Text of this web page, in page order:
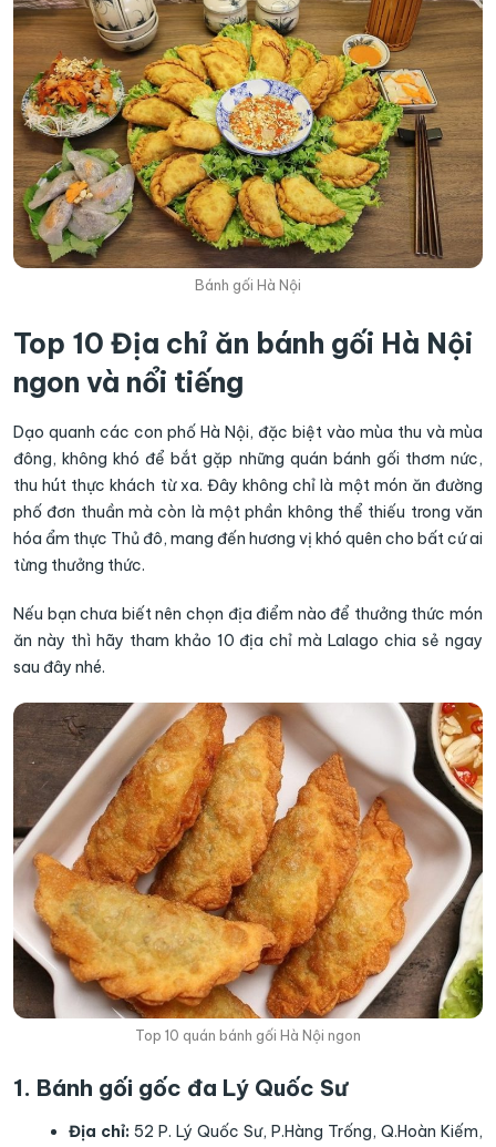
Bánh gối Hà Nội
Top 10 Địa chỉ ăn bánh gối Hà Nội
ngon và nổi tiếng
Dạo quanh các con phố Hà Nội, đặc biệt vào mùa thu và mùa
đông, không khó để bắt gặp những quán bánh gối thơm nức,
thu hút thực khách từ xa. Đây không chỉ là một món ăn đường
phố đơn thuần mà còn là một phần không thể thiếu trong văn
hóa ẩm thực Thủ đô, mang đến hương vị khó quên cho bất cứ ai
từng thưởng thức.
Nếu bạn chưa biết nên chọn địa điểm nào để thưởng thức món
ăn này thì hãy tham khảo 10 địa chỉ mà Lalago chia sẻ ngay
sau đây nhé.
Top 10 quán bánh gối Hà Nội ngon
1. Bánh gối gốc đa Lý Quốc Sư
Địa chỉ: 52 P. Lý Quốc Sư, P.Hàng Trống, Q.Hoàn Kiếm,